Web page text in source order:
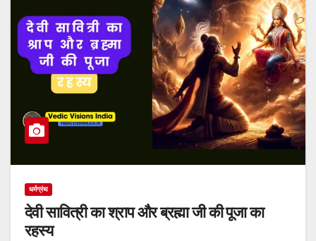
धर्मग्रंथ
देवी सावित्री का श्राप और ब्रह्मा जी की पूजा का
रहस्य